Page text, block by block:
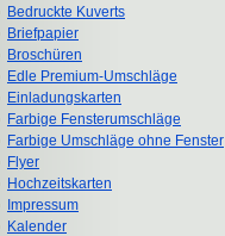
Bedruckte Kuverts
Briefpapier
Broschüren
Edle Premium-Umschläge
Einladungskarten
Farbige Fensterumschläge
Farbige Umschläge ohne Fenster
Flyer
Hochzeitskarten
Impressum
Kalender